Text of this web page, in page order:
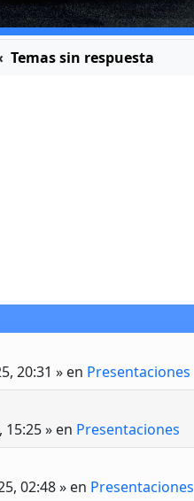
Temas sin respuesta
20:31 » en Presentaciones
15:25» en Presentaciones
02:48» en Presentaciones